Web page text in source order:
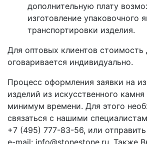
дополнительную плату
изготовление
транспортировки изделия.
Для оптовых клиентов стоимость
оговаривается индивидуально.
Процесс оформления заявки на
изделий из искусственного
минимум времени. Для этого
связаться с нашими
+7 (495) 777-83-56, или
e-mail: info@stonestone.ru. Также